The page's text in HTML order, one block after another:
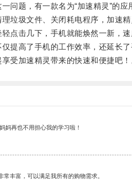
题，有一款名为“加速精灵”的应
圾文件、关闭耗电程序，加速精
击几下，手机就能焕然一新，速
高了手机的工作效率，还延长了
加速精灵带来的快速和便捷吧！
妈再也不用担心我的学习啦！
常丰富，可以满足我所有的购物需求。